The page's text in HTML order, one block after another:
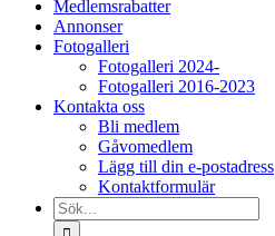
Medlemsrabatter
Annonser
Fotogalleri
Fotogalleri 2024-
Fotogalleri 2016-2023
Kontakta oss
Bli medlem
Gåvomedlem
Lägg till din e-postadress
Kontaktformulär
Sök
efter: